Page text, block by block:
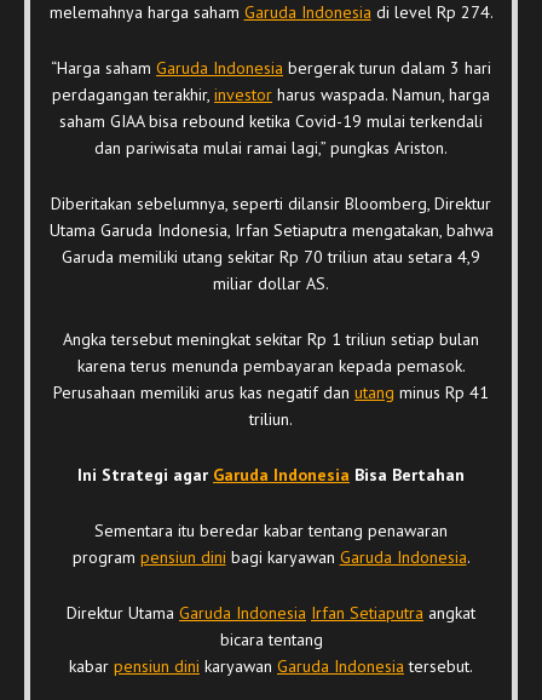
melemahnya harga saham Garuda Indonesia di level Rp 274.
“Harga saham Garuda Indonesia bergerak turun dalam 3 hari
perdagangan terakhir, investor harus waspada. Namun, harga
saham GIAA bisa rebound ketika Covid-19 mulai terkendali
dan pariwisata mulai ramai lagi,” pungkas Ariston.
Diberitakan sebelumnya, seperti dilansir Bloomberg, Direktur
Utama Garuda Indonesia, Irfan Setiaputra mengatakan, bahwa
Garuda memiliki utang sekitar Rp 70 triliun atau setara 4,9
miliar dollar AS.
Angka tersebut meningkat sekitar Rp 1 triliun setiap bulan
karena terus menunda pembayaran kepada pemasok.
Perusahaan memiliki arus kas negatif dan utang minus Rp 41
triliun.
Ini Strategi agar Garuda Indonesia Bisa Bertahan
Sementara itu beredar kabar tentang penawaran
program pensiun dini bagi karyawan Garuda Indonesia.
Direktur Utama Garuda Indonesia Irfan Setiaputra angkat
bicara tentang
kabar pensiun dini karyawan Garuda Indonesia tersebut.